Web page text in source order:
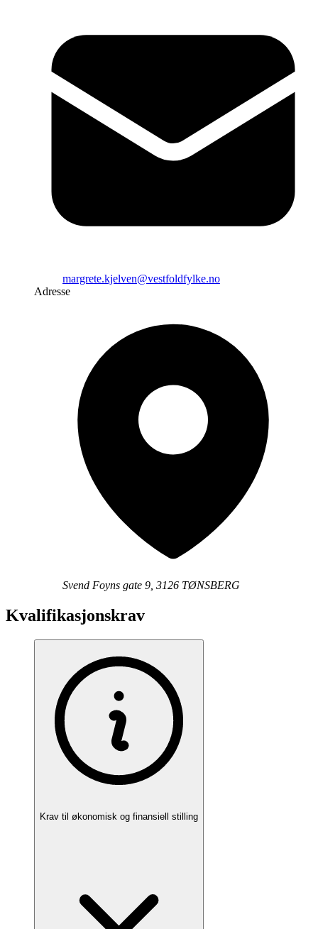
margrete.kjelven@vestfoldfylke.no
Adresse
Svend Foyns gate 9, 3126 TØNSBERG
Kvalifikasjonskrav
Krav til økonomisk og finansiell stilling